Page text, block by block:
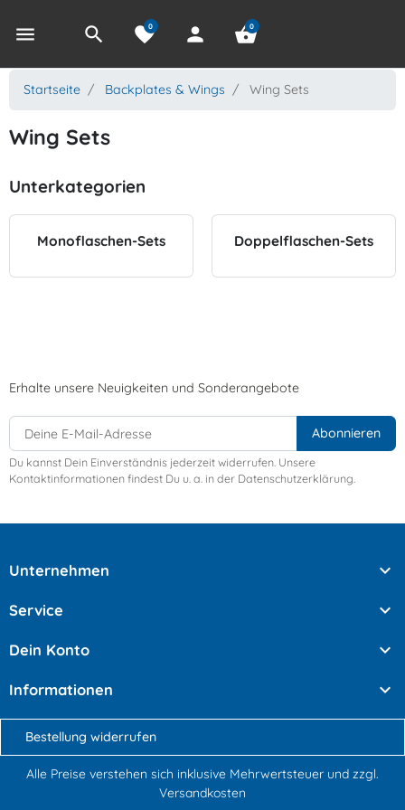
menu search favorite
0 person shopping_basket
0
Startseite Backplates & Wings Wing Sets
Wing Sets
Unterkategorien
Monoflaschen-Sets Doppelflaschen-Sets
Erhalte unsere Neuigkeiten und Sonderangebote
Du kannst Dein Einverständnis jederzeit widerrufen. Unsere
Kontaktinformationen findest Du u. a. in der Datenschutzerklärung.
Unternehmen 
Service 
Dein Konto 
Informationen 
Bestellung widerrufen
Alle Preise verstehen sich inklusive Mehrwertsteuer und zzgl.
Versandkosten